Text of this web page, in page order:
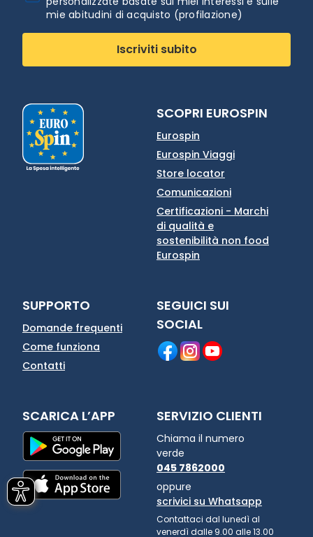
mie abitudini di acquisto (profilazione)
Iscriviti subito
SCOPRI EUROSPIN
Eurospin
Eurospin Viaggi
Store locator
Comunicazioni
Certificazioni - Marchi
di qualità e
sostenibilità non food
Eurospin
SUPPORTO
Domande frequenti
Come funziona
Contatti
SEGUICI SUI
SOCIAL
SCARICA L’APP SERVIZIO CLIENTI
Chiama il numero
verde
045 7862000
oppure
scrivici su Whatsapp
Contattaci dal lunedì al
venerdì dalle 9.00 alle 13.00